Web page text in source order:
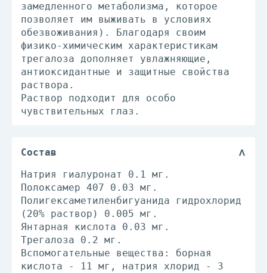
замедленного метаболизма, которое
позволяет им выживать в условиях
обезвоживания). Благодаря своим
физико-химическим характеристикам
трегалоза дополняет увлажняющие,
антиоксидантные и защитные свойства
раствора.
Раствор подходит для особо
чувствительных глаз.
Состав
Натрия гиалуронат 0.1 мг.
Полоксамер 407 0.03 мг.
Полигексаметиленбигуанида гидрохлорид
(20% раствор) 0.005 мг.
Янтарная кислота 0.03 мг.
Трегалоза 0.2 мг.
Вспомогательные вещества: борная
кислота - 11 мг, натрия хлорид - 3